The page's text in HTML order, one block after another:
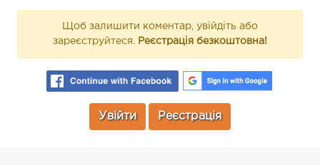
Щоб залишити коментар, увійдіть або
зареєструйтеся. Реєстрація безкоштовна!
Увійти Реєстрація